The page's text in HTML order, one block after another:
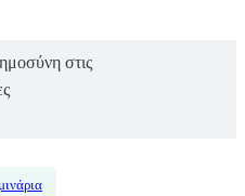
στις